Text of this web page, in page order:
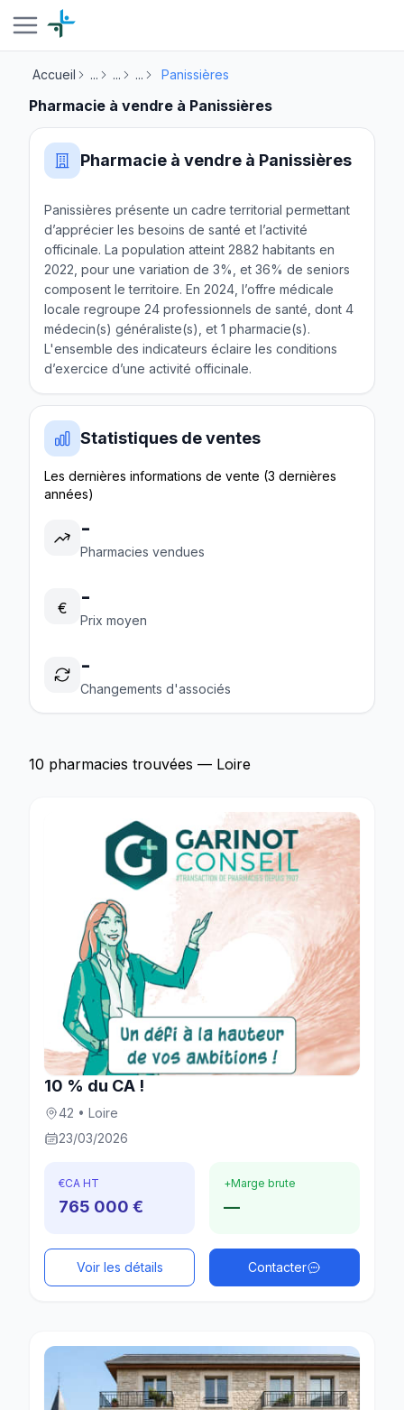
Accueil ... ... ... Panissières
Pharmacie à vendre à Panissières
Pharmacie à vendre à Panissières
Panissières présente un cadre territorial permettant
d’apprécier les besoins de santé et l’activité
officinale. La population atteint 2882 habitants en
2022, pour une variation de 3%, et 36% de seniors
composent le territoire. En 2024, l’offre médicale
locale regroupe 24 professionnels de santé, dont 4
médecin(s) généraliste(s), et 1 pharmacie(s).
L'ensemble des indicateurs éclaire les conditions
d’exercice d’une activité officinale.
Statistiques de ventes
Les dernières informations de vente (3 dernières
années)
-
Pharmacies vendues
€ -
Prix moyen
-
Changements d'associés
10 pharmacies trouvées — Loire
10 % du CA !
42 • Loire
23/03/2026
€CA HT
765 000 €
+Marge brute
—
Voir les détails Contacter